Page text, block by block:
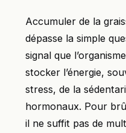
Accumuler de la
dépasse la simple
signal que
stocker l’énergie,
stress, de la
hormonaux. Pour
il ne suffit pas de